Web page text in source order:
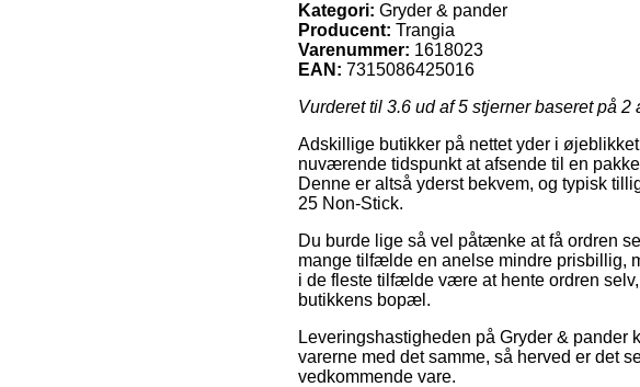
Kategori: Gryder & pander
Producent: Trangia
Varenummer: 1618023
EAN: 7315086425016
Vurderet til 3.6 ud af 5 stjerner baseret på 2
Adskillige butikker på nettet yder i
nuværende tidspunkt at afsende til en
Denne er altså yderst bekvem, og typisk
25 Non-Stick.
Du burde lige så vel påtænke at få ordren
mange tilfælde en anelse mindre prisbillig,
i de fleste tilfælde være at hente ordren
butikkens bopæl.
Leveringshastigheden på Gryder &
varerne med det samme, så herved er det
vedkommende vare.